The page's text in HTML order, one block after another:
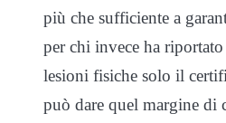
più che sufficiente a
per chi invece ha
lesioni fisiche solo il
può dare quel margine di